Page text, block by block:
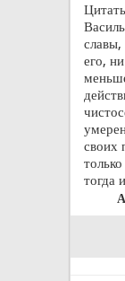
славы,
его,
своих
тогда